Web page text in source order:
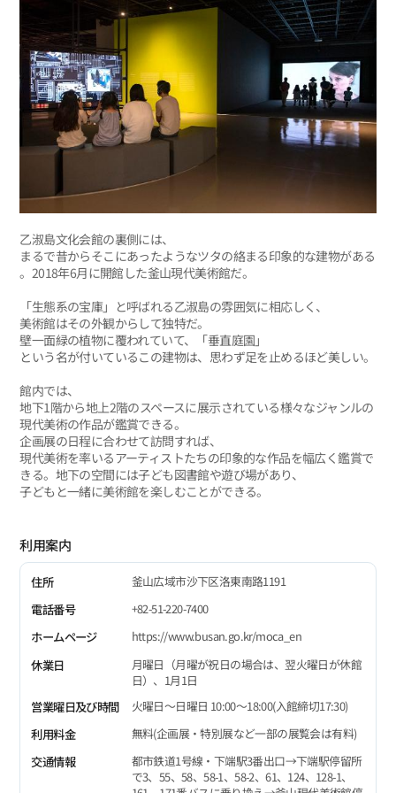
乙淑島文化会館の裏側には、
まるで昔からそこにあったようなツタの絡まる印象的な建物がある
。2018年6月に開館した釜山現代美術館だ。
「生態系の宝庫」と呼ばれる乙淑島の雰囲気に相応しく、
美術館はその外観からして独特だ。
壁一面緑の植物に覆われていて、「垂直庭園」
という名が付いているこの建物は、思わず足を止めるほど美しい。
館内では、
地下1階から地上2階のスペースに展示されている様々なジャンルの
現代美術の作品が鑑賞できる。
企画展の日程に合わせて訪問すれば、
現代美術を率いるアーティストたちの印象的な作品を幅広く鑑賞で
きる。地下の空間には子ども図書館や遊び場があり、
子どもと一緒に美術館を楽しむことができる。
利用案内
住所
釜山広域市沙下区洛東南路1191
電話番号
+82-51-220-7400
ホームページ
https://www.busan.go.kr/moca_en
休業日
月曜日（月曜が祝日の場合は、翌火曜日が休館
日）、1月1日
営業曜日及び時間
火曜日～日曜日 10:00～18:00(入館締切17:30)
利用料金
無料(企画展・特別展など一部の展覧会は有料)
交通情報
都市鉄道1号線・下端駅3番出口→下端駅停留所
で3、55、58、58-1、58-2、61、124、128-1、